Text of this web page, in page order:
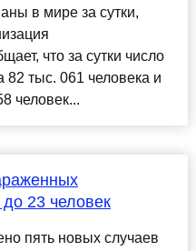
в мире за сутки,
что за сутки число
82 тыс. 061 человека и
человек...
23 человек
пять новых случаев